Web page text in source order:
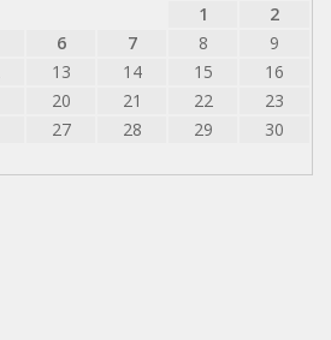
1
2
6 7 8
9
13 14 15
16
20 21 22
23
27 28 29
30